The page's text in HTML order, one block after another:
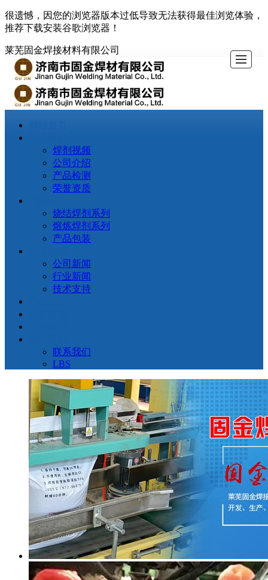
很遗憾，因您的浏览器版本过低导致无法获得最佳浏览体验，
推荐下载安装谷歌浏览器！
莱芜固金焊接材料有限公司
网站
首页
联系
我们
焊剂视频
公司介绍
产品检测
荣誉资质
烧结焊剂系列
熔炼焊剂系列
产品包装
公司新闻
行业新闻
技术支持
联系我们
LBS